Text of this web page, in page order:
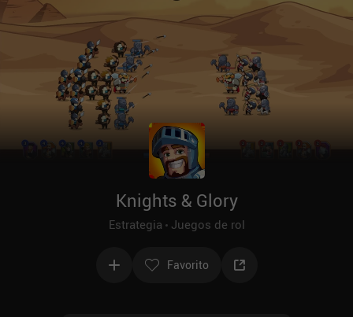
Knights & Glory
Estrategia Juegos de rol
Favorito